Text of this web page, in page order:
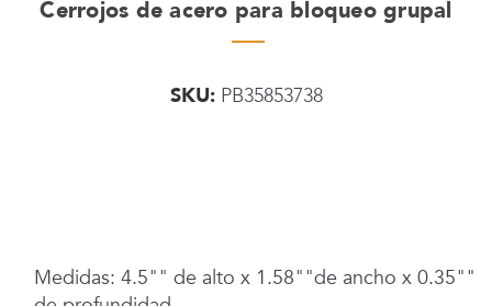
Cerrojos de acero para bloqueo grupal
SKU: PB35853738
Medidas: 4.5"" de alto x 1.58""de ancho x 0.35""